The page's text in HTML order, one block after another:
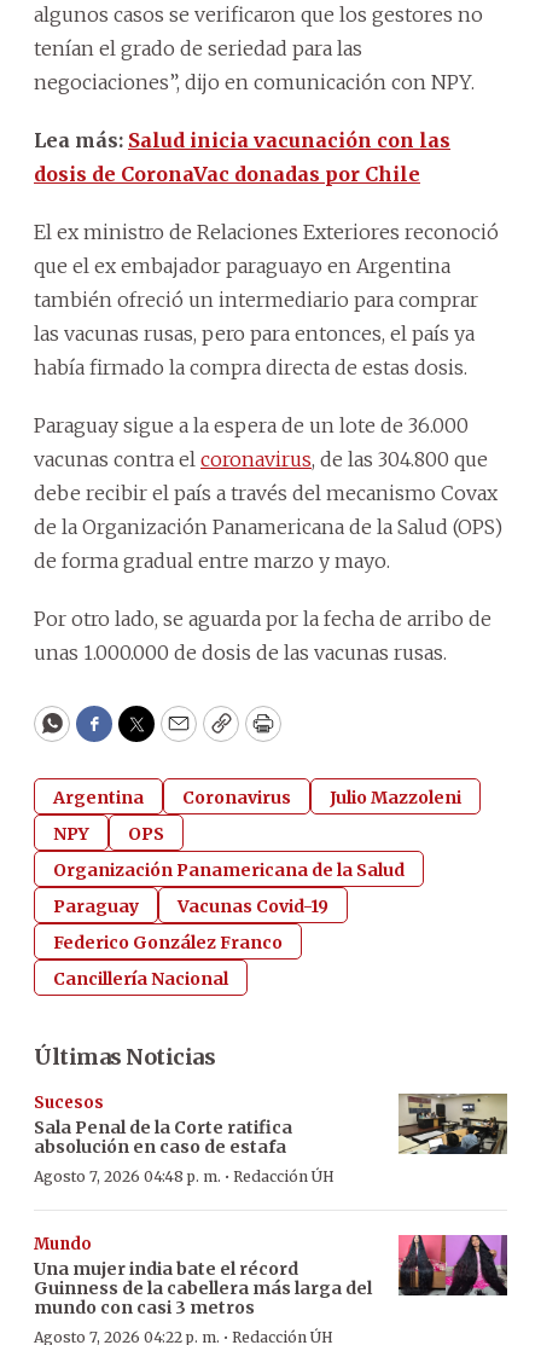
algunos casos se verificaron que los gestores no
tenían el grado de seriedad para las
negociaciones”, dijo en comunicación con NPY.
Lea más: Salud inicia vacunación con las
dosis de CoronaVac donadas por Chile
El ex ministro de Relaciones Exteriores reconoció
que el ex embajador paraguayo en Argentina
también ofreció un intermediario para comprar
las vacunas rusas, pero para entonces, el país ya
había firmado la compra directa de estas dosis.
Paraguay sigue a la espera de un lote de 36.000
vacunas contra el coronavirus, de las 304.800 que
debe recibir el país a través del mecanismo Covax
de la Organización Panamericana de la Salud (OPS)
de forma gradual entre marzo y mayo.
Por otro lado, se aguarda por la fecha de arribo de
unas 1.000.000 de dosis de las vacunas rusas.
WhatsApp
Facebook
Twitter
EmailCopyPrint
Argentina Coronavirus
Julio Mazzoleni
NPY
OPS
Organización Panamericana de la Salud
Paraguay
Vacunas Covid-19
Federico González Franco
Cancillería Nacional
Últimas Noticias
Sucesos
Sala Penal de la Corte ratifica
absolución en caso de estafa
Agosto 7, 2026 04:48 p. m. · Redacción ÚH
Mundo
Una mujer india bate el récord
Guinness de la cabellera más larga del
mundo con casi 3 metros
Agosto 7, 2026 04:22 p. m. · Redacción ÚH